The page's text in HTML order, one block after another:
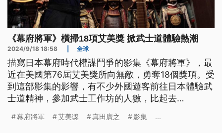
《幕府將軍》橫掃18項艾美獎 掀武士道體驗熱潮
2024/9/18 18:58 全球
描寫日本幕府時代權謀鬥爭的影集《幕府將軍》，最
近在美國第76屆艾美獎所向無敵，勇奪18個獎項。受
到這部影集的影響，有不少外國遊客前往日本體驗武
士道精神，參加武士工作坊的人數，比起去
幕府將軍 艾美獎 真田廣之 影集 ...